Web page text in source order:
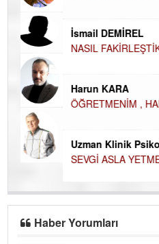
İsmail DEMİREL
NASIL FAKİRLEŞTİK?
Harun KARA
ÖĞRETMENİM , HAKKINI
Uzman Klinik Psikolog
SEVGİ ASLA YETMEZ!
Haber Yorumları